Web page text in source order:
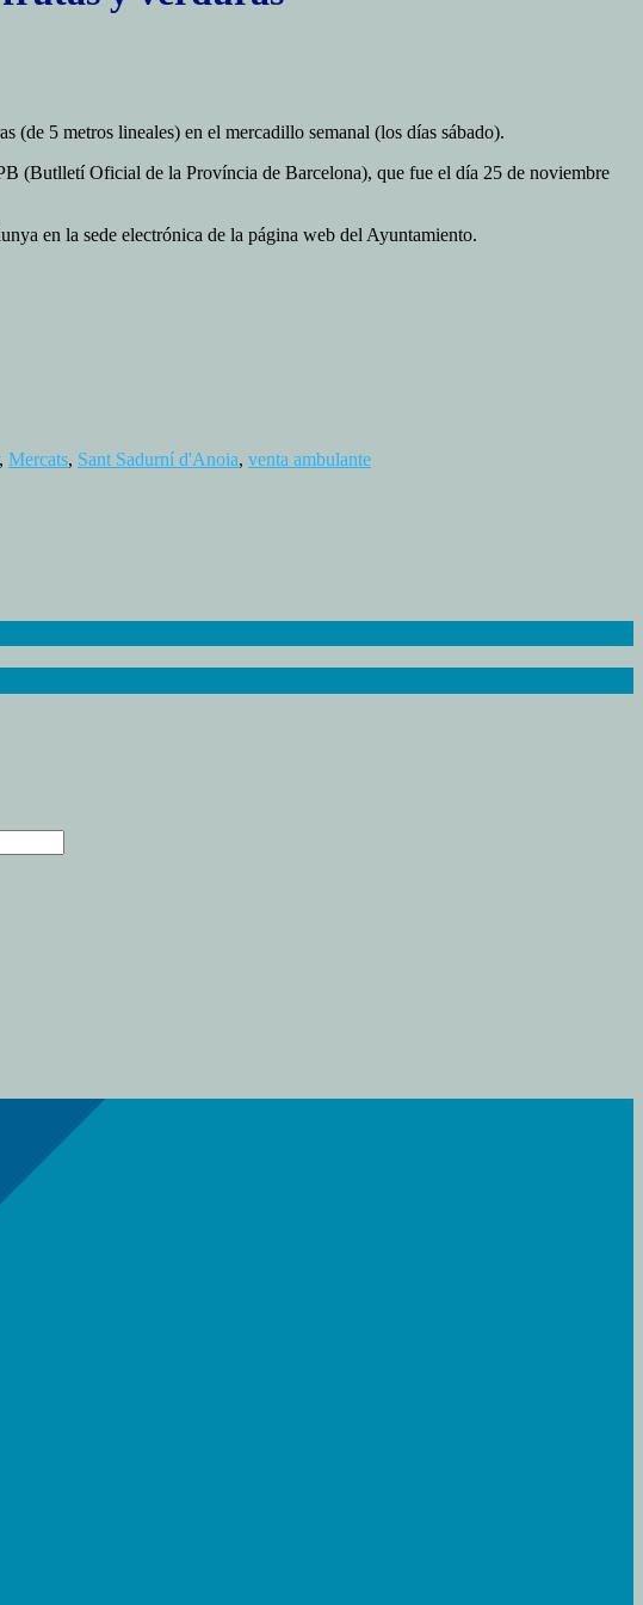
(de 5 metros lineales) en el mercadillo semanal (los días sábado).
(Butlletí Oficial de la Província de Barcelona), que fue el día 25 de noviembre
en la sede electrónica de la página web del Ayuntamiento.
, Mercats, Sant Sadurní d'Anoia, venta ambulante